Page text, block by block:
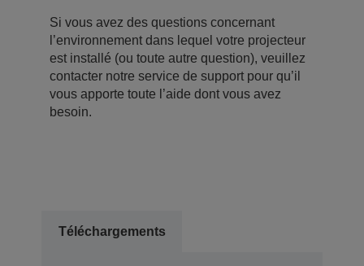
Si vous avez des questions concernant
l’environnement dans lequel votre projecteur
est installé (ou toute autre question), veuillez
contacter notre service de support pour qu’il
vous apporte toute l’aide dont vous avez
besoin.
Téléchargements